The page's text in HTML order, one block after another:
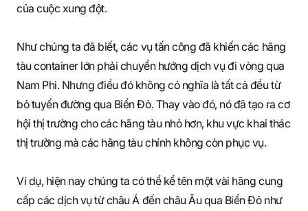
của cuộc xung đột.
Như chúng ta đã biết, các vụ tấn công đã khiến các hãng
tàu container lớn phải chuyển hướng dịch vụ đi vòng qua
Nam Phi. Nhưng điều đó không có nghĩa là tất cả đều từ
bỏ tuyến đường qua Biển Đỏ. Thay vào đó, nó đã tạo ra cơ
hội thị trường cho các hãng tàu nhỏ hơn, khu vực khai thác
thị trường mà các hãng tàu chính không còn phục vụ.
Ví dụ, hiện nay chúng ta có thể kể tên một vài hãng cung
cấp các dịch vụ từ châu Á đến châu Âu qua Biển Đỏ như